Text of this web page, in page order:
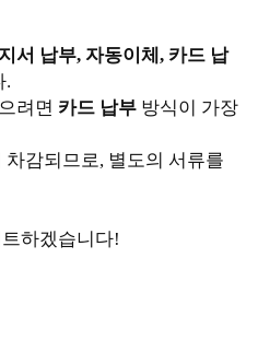
서 납부, 자동이체, 카드 납
.
려면 카드 납부 방식이 가장
감되므로, 별도의 서류를
하겠습니다!